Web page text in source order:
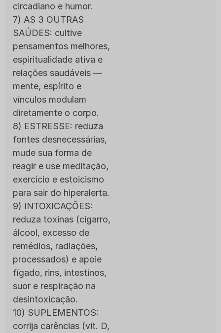
circadiano e humor.
7) AS 3 OUTRAS
SAÚDES: cultive
pensamentos melhores,
espiritualidade ativa e
relações saudáveis —
mente, espírito e
vínculos modulam
diretamente o corpo.
8) ESTRESSE: reduza
fontes desnecessárias,
mude sua forma de
reagir e use meditação,
exercício e estoicismo
para sair do hiperalerta.
9) INTOXICAÇÕES:
reduza toxinas (cigarro,
álcool, excesso de
remédios, radiações,
processados) e apoie
fígado, rins, intestinos,
suor e respiração na
desintoxicação.
10) SUPLEMENTOS:
corrija carências (vit. D,